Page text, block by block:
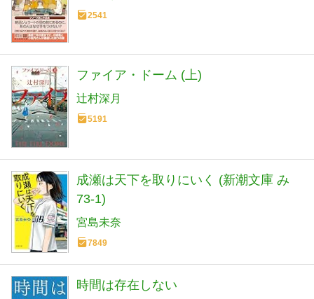
2541
ファイア・ドーム (上)
辻村深月
5191
成瀬は天下を取りにいく (新潮文庫 み
73-1)
宮島未奈
7849
時間は存在しない